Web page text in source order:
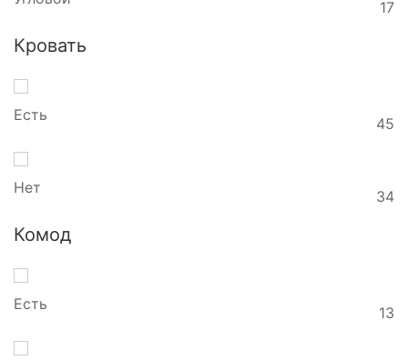
17
Кровать
Есть 45
Нет 34
Комод
Есть 13